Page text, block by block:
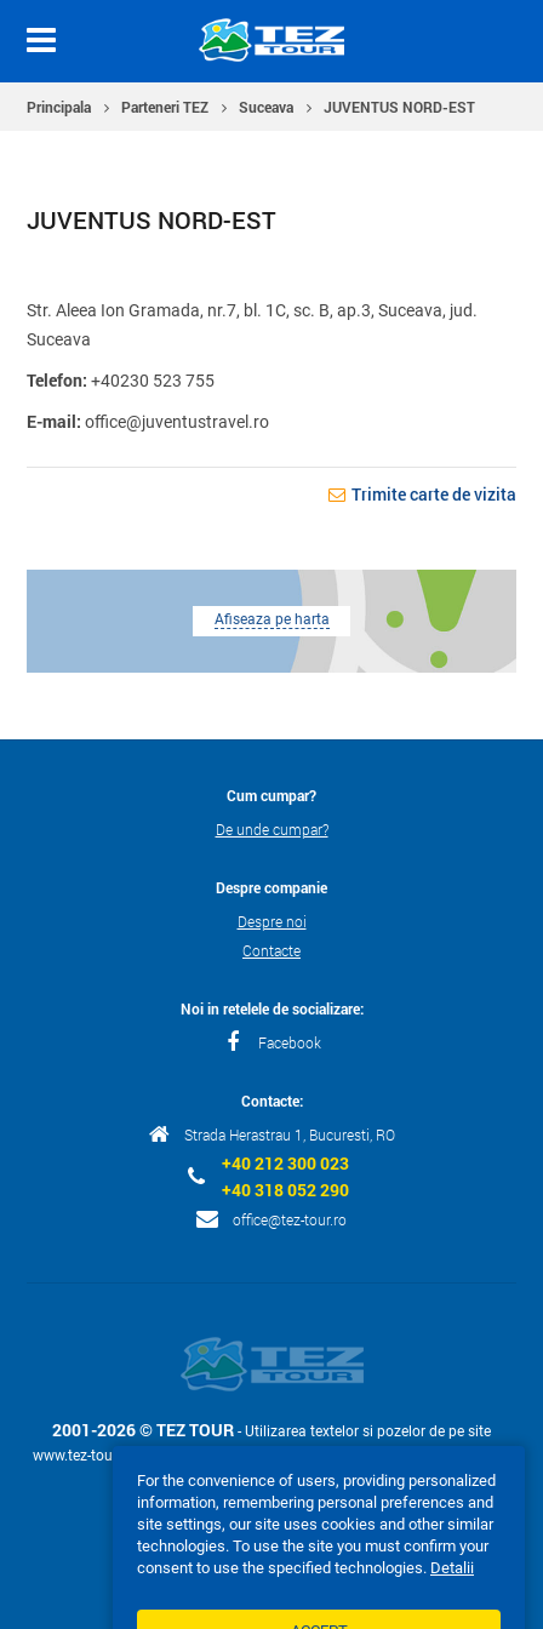
Principala Parteneri TEZ Suceava JUVENTUS NORD-EST
JUVENTUS NORD-EST
Str. Aleea Ion Gramada, nr.7, bl. 1C, sc. B, ap.3, Suceava, jud.
Suceava
Telefon: +40230 523 755
E-mail: office@juventustravel.ro
Trimite carte de vizita
Afiseaza pe harta
Cum cumpar?
De unde cumpar?
Despre companie
Despre noi
Contacte
Noi in retelele de socializare:
Facebook
Contacte:
Strada Herastrau 1, Bucuresti, RO
+40 212 300 023
+40 318 052 290
office@tez-tour.ro
2001-2026 © TEZ TOUR - Utilizarea textelor si pozelor de pe site
www.tez-tour.ro permis doar la cerere cu confirmarea in scris a companiei
TEZ TOUR.
Acceptam:
For the convenience of users, providing personalized
information, remembering personal preferences and
site settings, our site uses cookies and other similar
technologies. To use the site you must confirm your
consent to use the specified technologies. Detalii